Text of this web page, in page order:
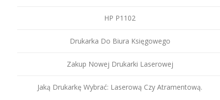
HP P1102
Drukarka Do Biura Księgowego
Zakup Nowej Drukarki Laserowej
Jaką Drukarkę Wybrać: Laserową Czy Atramentową.